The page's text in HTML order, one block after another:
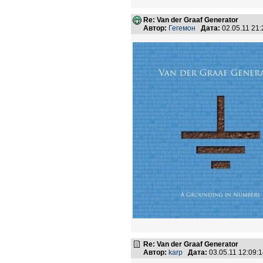
Re: Van der Graaf Generator
Автор: Гегемон Дата: 02.05.11
Re: Van der Graaf Generator
Автор: karp Дата: 03.05.11